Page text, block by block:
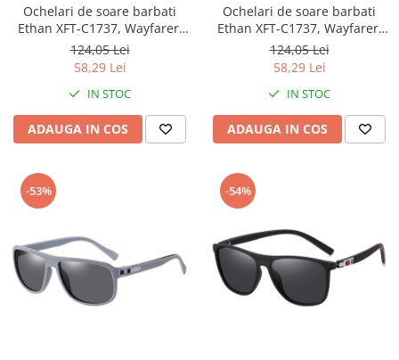
Ochelari de soare barbati
Ethan XFT-C1737, Wayfarer,
Polarizati, Maro
124,05 Lei
58,29 Lei
IN STOC
ADAUGA IN COS
Ochelari de soare barbati
Ethan XFT-C1737, Wayfarer,
Polarizati, Gri
124,05 Lei
58,29 Lei
IN STOC
ADAUGA IN COS
-53% -54%